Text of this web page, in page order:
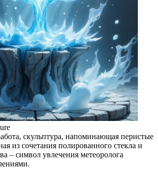
скульптура, напоминающая перистые
из сочетания полированного стекла и
– символ увлечения метеоролога